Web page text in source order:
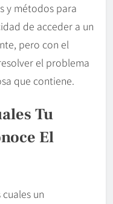
y métodos para
de acceder a un
pero con el
el problema
que contiene.
Tu
El
un